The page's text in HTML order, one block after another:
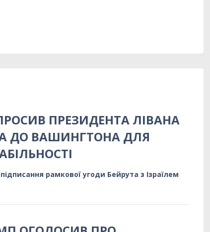
ПРЕЗИДЕНТА ЛІВАНА
ДО ВАШИНГТОНА ДЛЯ
рамкової угоди Бейрута з Ізраїлем